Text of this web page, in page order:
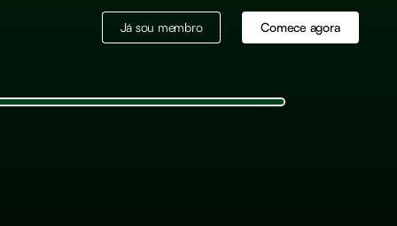
Já sou membro Comece agora